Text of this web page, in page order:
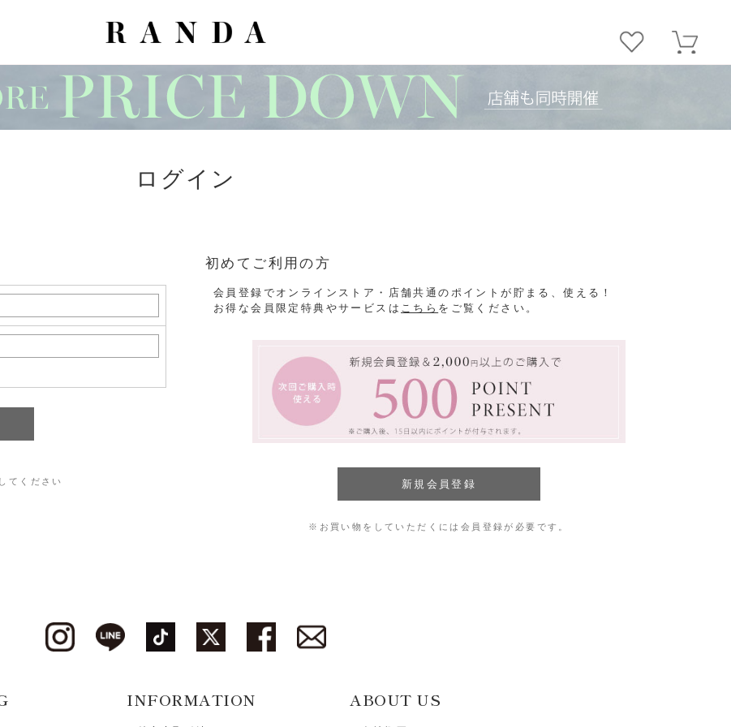
ログイン
てください
初めてご利用の方
会員登録でオンラインストア・店舗共通のポイントが貯まる、使える！
お得な会員限定特典やサービスは こちら をご覧ください。
※お買い物をしていただくには会員登録が必要です。
INFORMATION ABOUT US